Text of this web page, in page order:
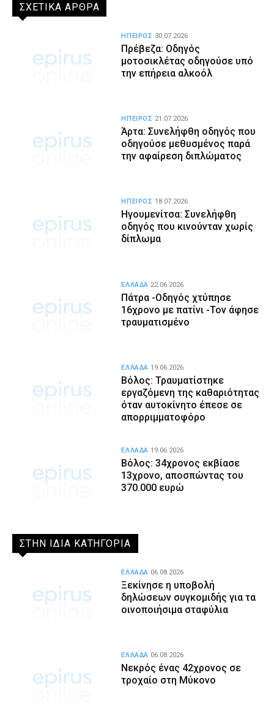
ΣΧΕΤΙΚΑ ΑΡΘΡΑ
Πρέβεζα: Οδηγός
μοτοσικλέτας οδηγούσε υπό
την επήρεια αλκοόλ
ΗΠΕΙΡΟΣ 30.07.2026
Άρτα: Συνελήφθη οδηγός που
οδηγούσε μεθυσμένος παρά
την αφαίρεση διπλώματος
ΗΠΕΙΡΟΣ 21.07.2026
Ηγουμενίτσα: Συνελήφθη
οδηγός που κινούνταν χωρίς
δίπλωμα
ΗΠΕΙΡΟΣ 18.07.2026
Πάτρα -Οδηγός χτύπησε
16χρονο με πατίνι -Τον άφησε
τραυματισμένο
ΕΛΛΑΔΑ 22.06.2026
Βόλος: Τραυματίστηκε
εργαζόμενη της καθαριότητας
όταν αυτοκίνητο έπεσε σε
απορριμματοφόρο
ΕΛΛΑΔΑ 19.06.2026
Βόλος: 34χρονος εκβίασε
13χρονο, αποσπώντας του
370.000 ευρώ
ΕΛΛΑΔΑ 19.06.2026
ΣΤΗΝ ΙΔΙΑ ΚΑΤΗΓΟΡΙΑ
Ξεκίνησε η υποβολή
δηλώσεων συγκομιδής για τα
οινοποιήσιμα σταφύλια
ΕΛΛΑΔΑ 06.08.2026
Νεκρός ένας 42χρονος σε
τροχαίο στη Μύκονο
ΕΛΛΑΔΑ 06.08.2026